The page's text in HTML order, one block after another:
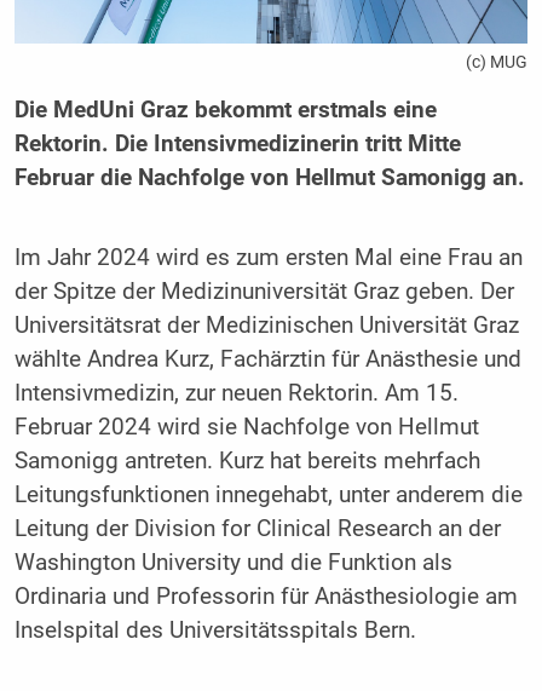
(c) MUG
Die MedUni Graz bekommt erstmals eine
Rektorin. Die Intensivmedizinerin tritt Mitte
Februar die Nachfolge von Hellmut Samonigg an.
Im Jahr 2024 wird es zum ersten Mal eine Frau an
der Spitze der Medizinuniversität Graz geben. Der
Universitätsrat der Medizinischen Universität Graz
wählte Andrea Kurz, Fachärztin für Anästhesie und
Intensivmedizin, zur neuen Rektorin. Am 15.
Februar 2024 wird sie Nachfolge von Hellmut
Samonigg antreten. Kurz hat bereits mehrfach
Leitungsfunktionen innegehabt, unter anderem die
Leitung der Division for Clinical Research an der
Washington University und die Funktion als
Ordinaria und Professorin für Anästhesiologie am
Inselspital des Universitätsspitals Bern.